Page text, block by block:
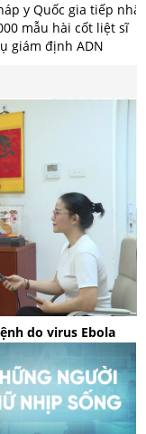
y Quốc gia tiếp nhận
mẫu hài cốt liệt sĩ
giám định ADN
do virus Ebola